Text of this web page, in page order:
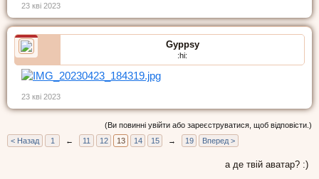
23 кві 2023
Gyppsy
:hi:
23 кві 2023
(Ви повинні увійти або зареєструватися, щоб відповісти.)
< Назад
1 ← 11 12 13 14 15 → 19 Вперед >
а де твій аватар? :)